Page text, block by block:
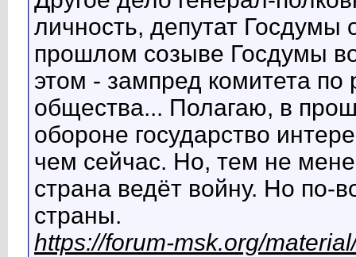
личность, депутат Госдумы
прошлом созыве Госдумы
этом - зампред комитета по
общества... Полагаю, в
обороне государство
чем сейчас. Но, тем не
страна ведёт войну. Но по-
страны.
https://forum-msk.org/